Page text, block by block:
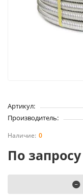
Артикул:
Производитель:
0
По запросу